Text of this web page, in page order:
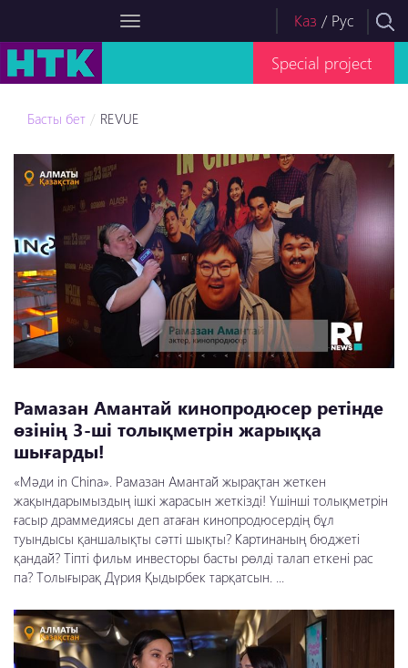
Каз / Рус
Special project
Басты бет REVUE
Рамазан Амантай кинопродюсер ретінде
өзінің 3-ші толықметрін жарыққа
шығарды!
«Мәди in China». Рамазан Амантай жырақтан жеткен
жақындарымыздың ішкі жарасын жеткізді! Үшінші толықметрін
ғасыр драммедиясы деп атаған кинопродюсердің бұл
туындысы қаншалықты сәтті шықты? Картинаның бюджеті
қандай? Тіпті фильм инвесторы басты рөлді талап еткені рас
па? Толығырақ Дүрия Қыдырбек тарқатсын. ...